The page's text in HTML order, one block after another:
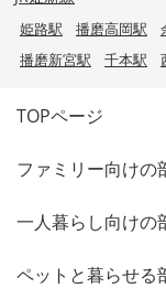
姫路駅 播磨高岡駅
播磨新宮駅
千本駅
TOPページ
ファミリー向けの
一人暮らし向けの
ペットと暮らせる